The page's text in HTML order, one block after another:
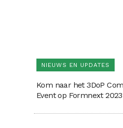
NIEUWS EN UPDATES
Kom naar het 3DoP
Event op Formnext 2023